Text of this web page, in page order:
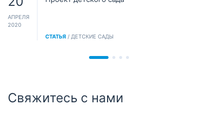
АПРЕЛЯ
2020
СТАТЬЯ / ДЕТСКИЕ САДЫ
Свяжитесь с нами